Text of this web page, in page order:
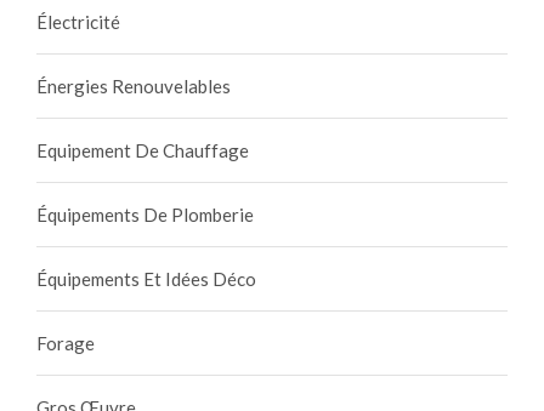
Électricité
Énergies Renouvelables
Equipement De Chauffage
Équipements De Plomberie
Équipements Et Idées Déco
Forage